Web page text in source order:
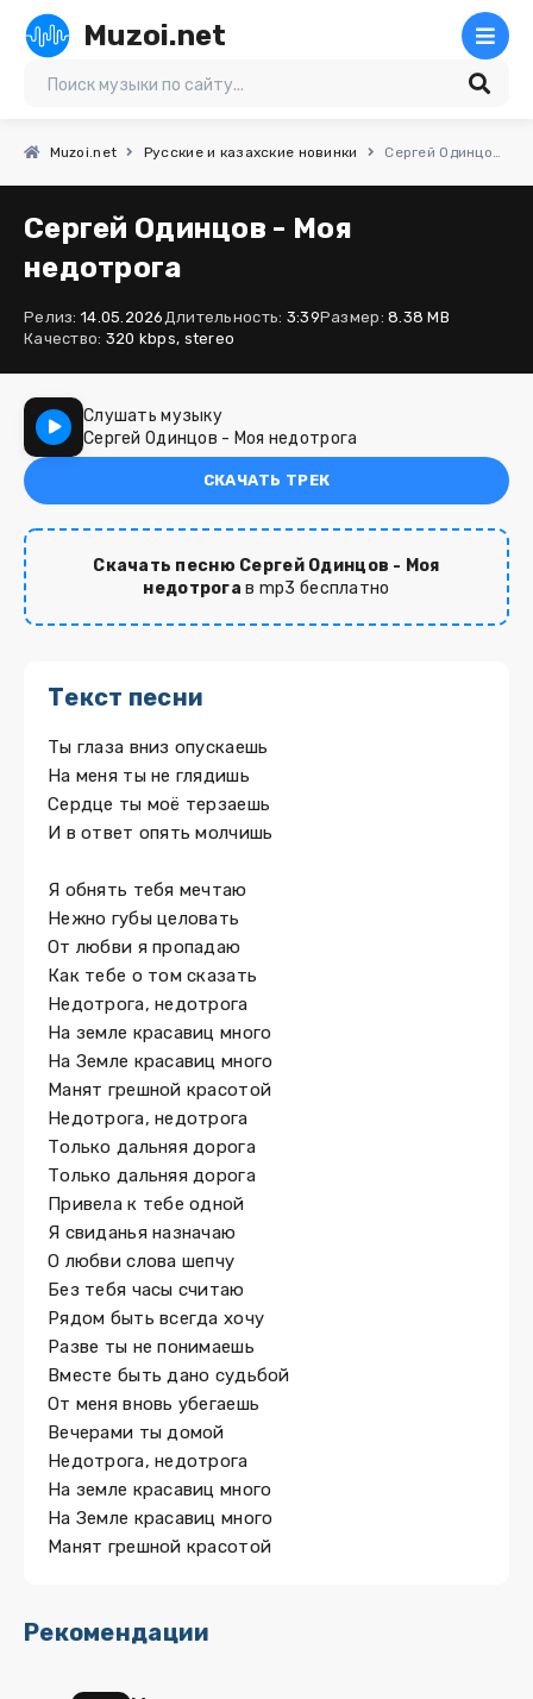
Muzoi.net
Muzoi.net Русские и казахские новинки Сергей Одинцов - Моя недотрога
Сергей Одинцов - Моя
недотрога
Релиз: 14.05.2026Длительность: 3:39Размер: 8.38 MB
Качество: 320 kbps, stereo
Слушать музыку
Сергей Одинцов - Моя недотрога
СКАЧАТЬ ТРЕК
Скачать песню Сергей Одинцов - Моя
недотрога в mp3 бесплатно
Текст песни
Ты глаза вниз опускаешь
На меня ты не глядишь
Сердце ты моё терзаешь
И в ответ опять молчишь
Я обнять тебя мечтаю
Нежно губы целовать
От любви я пропадаю
Как тебе о том сказать
Недотрога, недотрога
На земле красавиц много
На Земле красавиц много
Манят грешной красотой
Недотрога, недотрога
Только дальняя дорога
Только дальняя дорога
Привела к тебе одной
Я свиданья назначаю
О любви слова шепчу
Без тебя часы считаю
Рядом быть всегда хочу
Разве ты не понимаешь
Вместе быть дано судьбой
От меня вновь убегаешь
Вечерами ты домой
Недотрога, недотрога
На земле красавиц много
На Земле красавиц много
Манят грешной красотой
Рекомендации